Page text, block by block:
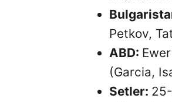
Petkov,
ABD:
(Garcia,
Setler: